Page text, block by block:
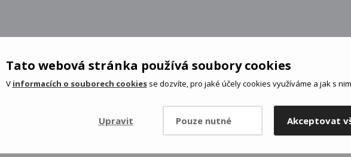
Tato webová stránka používá soubory cookies
V informacích o souborech cookiesse dozvíte, pro jaké účely cookies využíváme a jak s
Upravit Pouze nutné Akceptovat